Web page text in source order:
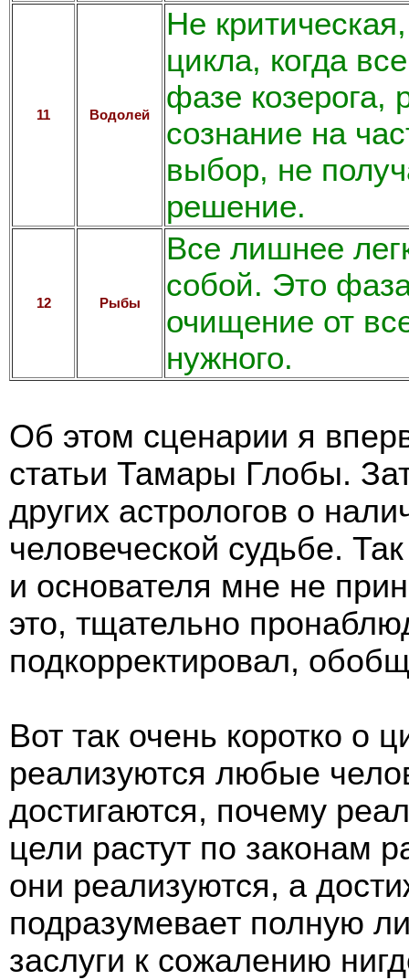
11 Водолей
Не
цикла, когда
фазе козерога,
сознание на
выбор, не
решение.
12 Рыбы
Все лишнее
собой. Это
очищение от
нужного.
Об этом сценарии я
статьи Тамары Глобы.
других астрологов о
человеческой судьбе.
и основателя мне не
это, тщательно
подкорректировал,
Вот так очень коротко о
реализуются любые
достигаются, почему
цели растут по законам
они реализуются, а
подразумевает полную
заслуги к сожалению